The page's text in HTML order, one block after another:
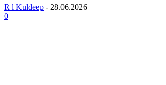
R l Kuldeep - 28.06.2026
0